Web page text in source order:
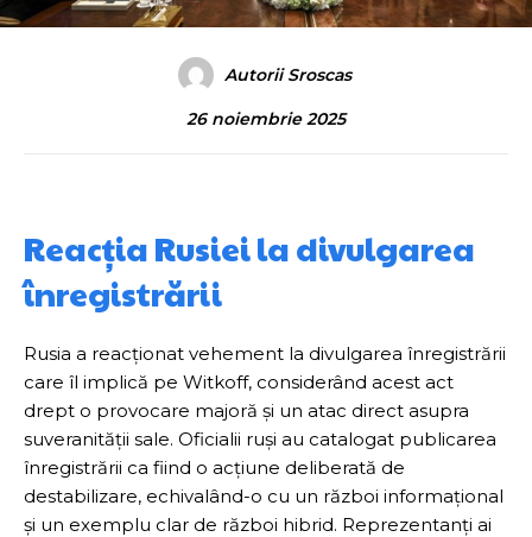
Autorii Sroscas
26 noiembrie 2025
Reacția Rusiei la divulgarea
înregistrării
Rusia a reacționat vehement la divulgarea înregistrării
care îl implică pe Witkoff, considerând acest act
drept o provocare majoră și un atac direct asupra
suveranității sale. Oficialii ruși au catalogat publicarea
înregistrării ca fiind o acțiune deliberată de
destabilizare, echivalând-o cu un război informațional
și un exemplu clar de război hibrid. Reprezentanți ai